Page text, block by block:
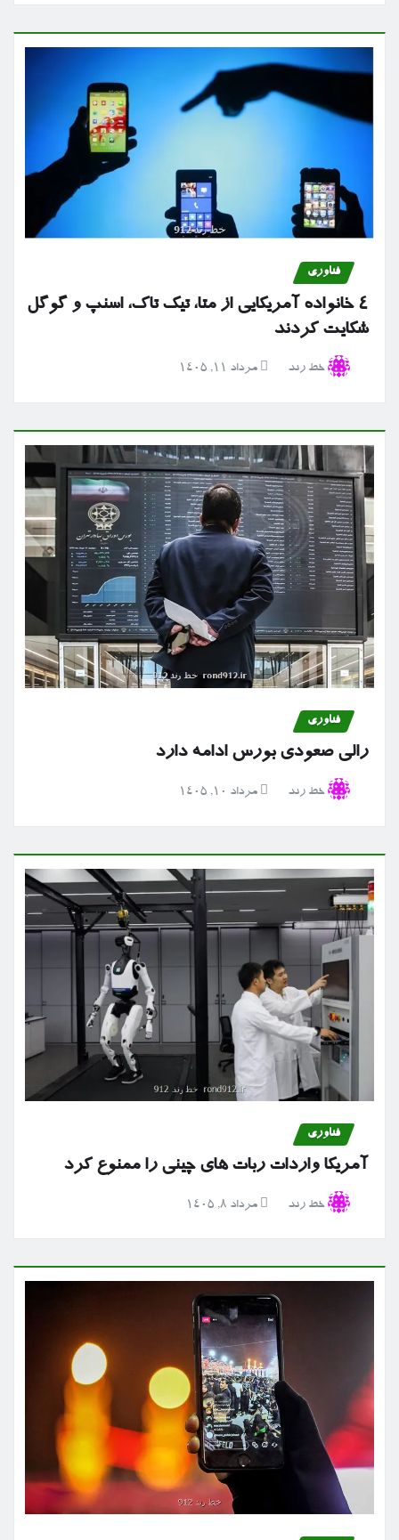
فناوری
۴ خانواده آمریکایی از متا، تیک تاک، اسنپ و گوگل
شکایت کردند
خط رند مرداد ۱۱, ۱۴۰۵
فناوری
رالی صعودی بورس ادامه دارد
خط رند مرداد ۱۰, ۱۴۰۵
فناوری
آمریکا واردات ربات های چینی را ممنوع کرد
خط رند مرداد ۸, ۱۴۰۵